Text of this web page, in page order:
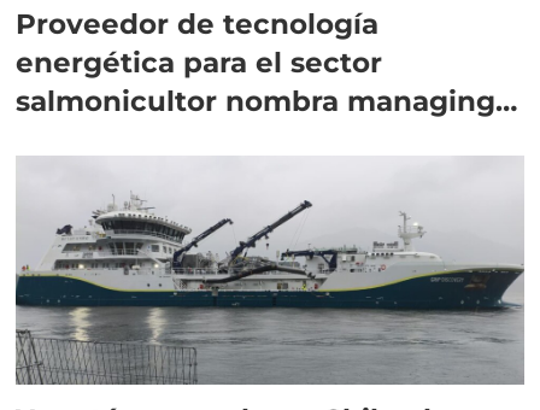
Proveedor de tecnología
energética para el sector
salmonicultor nombra managing